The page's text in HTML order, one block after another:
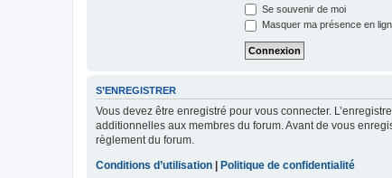
Se souvenir de moi
Masquer ma présence en
S’ENREGISTRER
Vous devez être enregistré pour vous connecter.
additionnelles aux membres du forum. Avant de vous
règlement du forum.
Conditions d’utilisation
Politique de confidentialité